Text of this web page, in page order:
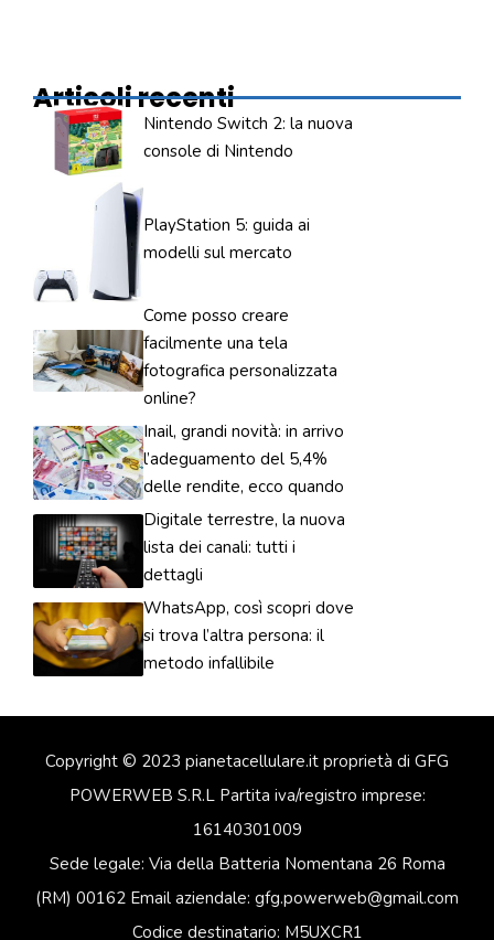
Articoli recenti
Nintendo Switch 2: la nuova
console di Nintendo
PlayStation 5: guida ai
modelli sul mercato
Come posso creare
facilmente una tela
fotografica personalizzata
online?
Inail, grandi novità: in arrivo
l’adeguamento del 5,4%
delle rendite, ecco quando
Digitale terrestre, la nuova
lista dei canali: tutti i
dettagli
WhatsApp, così scopri dove
si trova l’altra persona: il
metodo infallibile
Copyright © 2023 pianetacellulare.it proprietà di GFG
POWERWEB S.R.L Partita iva/registro imprese:
16140301009
Sede legale: Via della Batteria Nomentana 26 Roma
(RM) 00162 Email aziendale: gfg.powerweb@gmail.com
Codice destinatario: M5UXCR1